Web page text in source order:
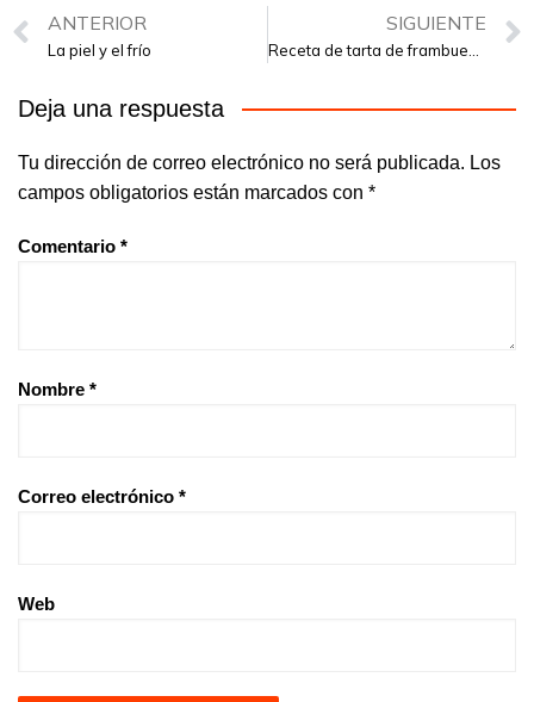
ANTERIOR
La piel y el frío
SIGUIENTE
Deja una respuesta
Tu dirección de correo electrónico no será publicada. Los
campos obligatorios están marcados con *
Comentario *
Nombre *
Correo electrónico *
Web